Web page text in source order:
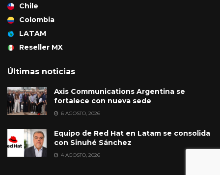
Chile
Colombia
LATAM
Reseller MX
Últimas noticias
Axis Communications Argentina se
fortalece con nueva sede
6 AGOSTO, 2026
Equipo de Red Hat en Latam se consolida
con Sinuhé Sánchez
4 AGOSTO, 2026